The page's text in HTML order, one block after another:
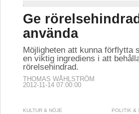
Ge
använda
Möjligheten att kunna förflytta
en viktig ingrediens i att
rörelsehindrad.
THOMAS WÅHLSTRÖM
2012-11-14 07:00:00
KULTUR & NÖJE POLITIK &